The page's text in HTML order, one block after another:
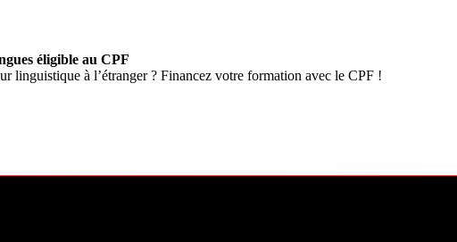
éligible au CPF
linguistique à l’étranger ? Financez votre formation avec le CPF !